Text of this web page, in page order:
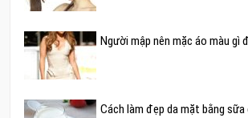
Người mập nên mặc áo màu
Cách làm đẹp da mặt bằng